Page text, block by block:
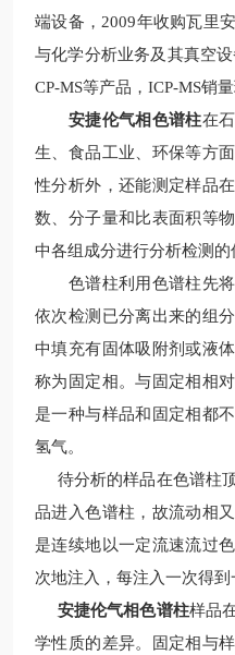
端设备，2009年收购瓦里
与化学分析业务及其真空
CP-MS等产品，ICP-MS销量
安捷伦气相色谱柱在
生、食品工业、环保等方
性分析外，还能测定样品
数、分子量和比表面积等
中各组成分进行分析检测的
色谱柱利用色谱柱先将
依次检测已分离出来的组
中填充有固体吸附剂或液
称为固定相。与固定相相
是一种与样品和固定相都
氢气。
待分析的样品在色谱柱
品进入色谱柱，故流动相
是连续地以一定流速流过
次地注入，每注入一次得到
安捷伦气相色谱柱样品
学性质的差异。固定相与